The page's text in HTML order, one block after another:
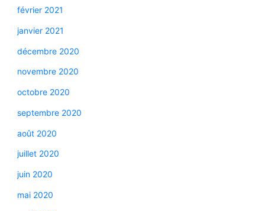
février 2021
janvier 2021
décembre 2020
novembre 2020
octobre 2020
septembre 2020
août 2020
juillet 2020
juin 2020
mai 2020